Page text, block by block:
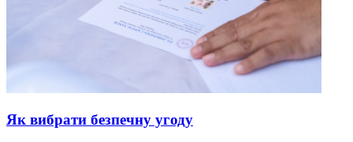
Як вибрати безпечну угоду